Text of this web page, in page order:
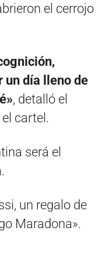
el cerrojo
un día lleno de
, detalló el
cartel.
será el
un regalo de
Maradona».